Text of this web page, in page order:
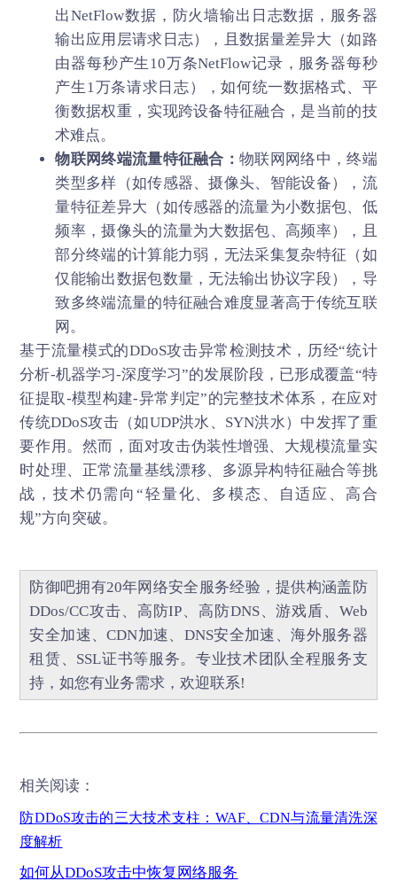
出NetFlow数据，防火墙输出日志数据，服务器
输出应用层请求日志），且数据量差异大（如路
由器每秒产生10万条NetFlow记录，服务器每秒
产生1万条请求日志），如何统一数据格式、平
衡数据权重，实现跨设备特征融合，是当前的技
术难点。
物联网终端流量特征融合：物联网网络中，终端
类型多样（如传感器、摄像头、智能设备），流
量特征差异大（如传感器的流量为小数据包、低
频率，摄像头的流量为大数据包、高频率），且
部分终端的计算能力弱，无法采集复杂特征（如
仅能输出数据包数量，无法输出协议字段），导
致多终端流量的特征融合难度显著高于传统互联
网。
基于流量模式的DDoS攻击异常检测技术，历经“统计
分析-机器学习-深度学习”的发展阶段，已形成覆盖“特
征提取-模型构建-异常判定”的完整技术体系，在应对
传统DDoS攻击（如UDP洪水、SYN洪水）中发挥了重
要作用。然而，面对攻击伪装性增强、大规模流量实
时处理、正常流量基线漂移、多源异构特征融合等挑
战，技术仍需向“轻量化、多模态、自适应、高合
规”方向突破。
防御吧拥有20年网络安全服务经验，提供构涵盖 防
DDos/CC攻击、 高防IP、 高防DNS、游戏盾、 Web
安全加速、CDN加速、 DNS安全加速 、海外服务器
租赁、 SSL证书等服务。专业技术团队全程服务支
持，如您有业务需求，欢迎联系!
相关阅读：
防DDoS攻击的三大技术支柱：WAF、CDN与流量清洗深
度解析
如何从DDoS攻击中恢复网络服务